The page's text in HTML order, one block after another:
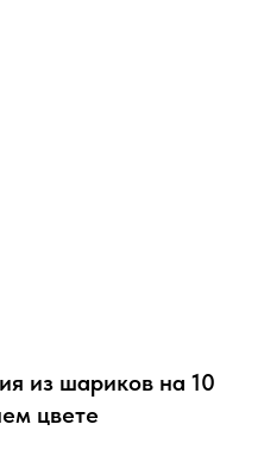
из шариков на 10
цвете